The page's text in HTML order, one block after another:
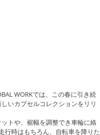
WORKでは、この春に引き続
いカプセルコレクションをリリ
トや、裾幅を調整でき車輪に絡
行時はもちろん、自転車を降りた